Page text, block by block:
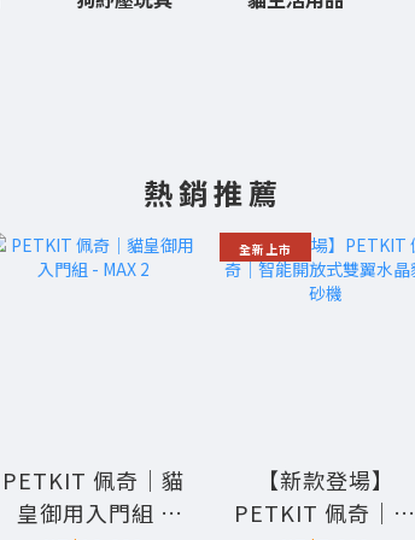
熱 銷 推 薦
PETKIT 佩奇｜貓
皇御用入門組 -
全新上市
【新款登場】
PETKIT 佩奇｜智